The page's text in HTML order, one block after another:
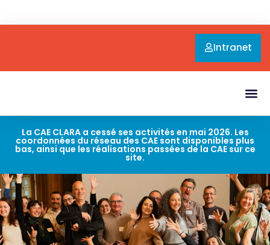
Intranet
La CAE CLARA a cessé ses activités en mai 2026. Les
coordonnées du réseau des CAE sont disponibles plus
bas, ainsi que les réalisations passées de la CAE sur ce
site.